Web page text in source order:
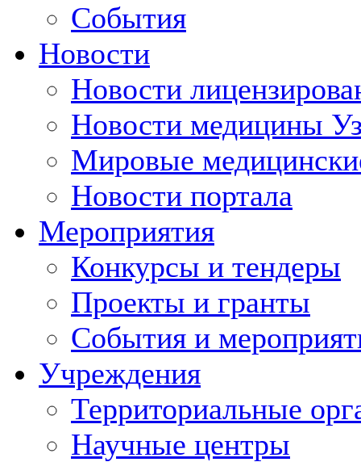
События
Новости
Новости
Новости медицины
Мировые
Новости портала
Мероприятия
Конкурсы и тендеры
Проекты и гранты
События и
Учреждения
Территориальные
Научные центры